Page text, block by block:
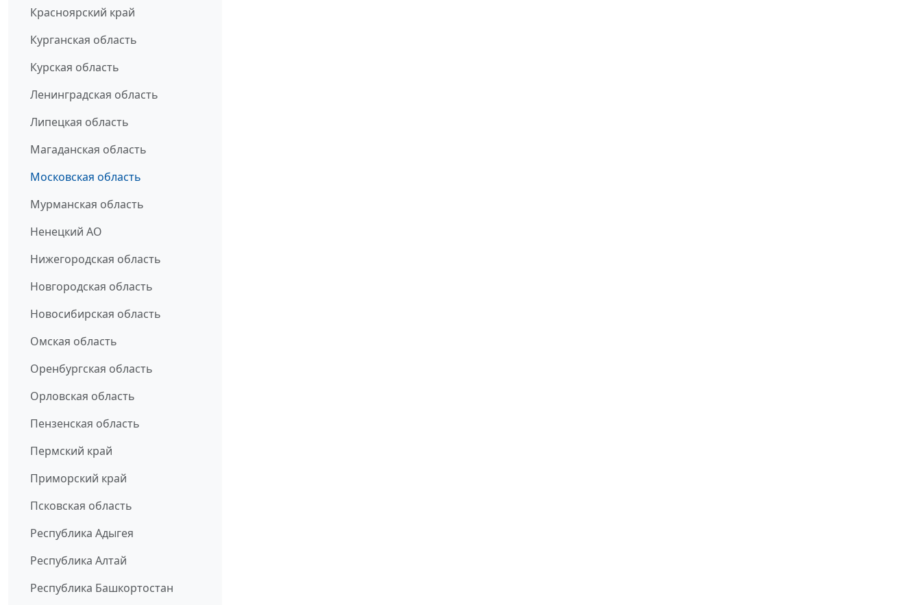
Красноярский край
Курганская область
Курская область
Ленинградская область
Липецкая область
Магаданская область
Московская область
Мурманская область
Ненецкий АО
Нижегородская область
Новгородская область
Новосибирская область
Омская область
Оренбургская область
Орловская область
Пензенская область
Пермский край
Приморский край
Псковская область
Республика Адыгея
Республика Алтай
Республика Башкортостан